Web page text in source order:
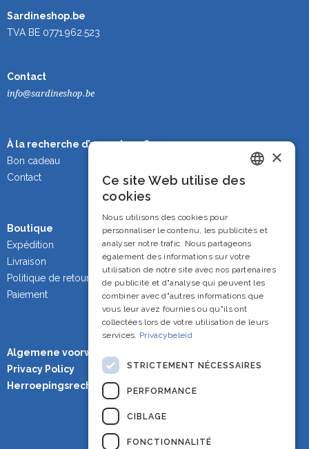
Sardineshop.be
TVA BE 0771.962.523
Contact
info@sardineshop.be
À la recherche d’un cadeau ?
Bon cadeau
Contact
Boutique
Expédition
Livraison
Politique de retour
Paiement
Algemene voorwaarden
Privacy Policy
Herroepingsrecht
×
Ce site Web utilise des
cookies
Nous utilisons des cookies pour
personnaliser le contenu, les publicités et
analyser notre trafic. Nous partageons
également des informations sur votre
utilisation de notre site avec nos partenaires
de publicité et d"analyse qui peuvent les
combiner avec d"autres informations que
vous leur avez fournies ou qu"ils ont
collectées lors de votre utilisation de leurs
services. Privacybeleid
STRICTEMENT NÉCESSAIRES
PERFORMANCE
CIBLAGE
FONCTIONNALITÉ